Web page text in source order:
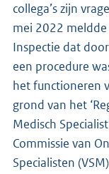
collega’s zijn
mei 2022
Inspectie dat
een procedure
het functioneren
grond van het
Medisch
Commissie van
Specialisten